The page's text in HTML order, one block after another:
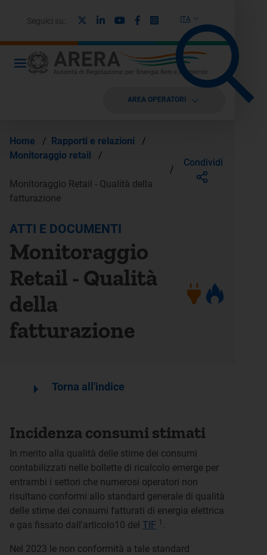
ITA
Seguici su: LinkedinYoutubeFacebook
Instagram
AREA OPERATORI
Home / Rapporti e relazioni
/
Monitoraggio retail
/
/
Monitoraggio Retail - Qualità della
fatturazione
Condividi
ATTI E DOCUMENTI
Monitoraggio
Retail - Qualità
della
fatturazione
arrow_right Torna all'indice
Incidenza consumi stimati
In merito alla qualità delle stime dei consumi
contabilizzati nelle bollette di ricalcolo emerge per
entrambi i settori che numerosi operatori non
risultano conformi allo standard generale di qualità
delle stime dei consumi fatturati di energia elettrica
e gas fissato dall'articolo10 del TIF 1 .
Nel 2023 le non conformità a tale standard